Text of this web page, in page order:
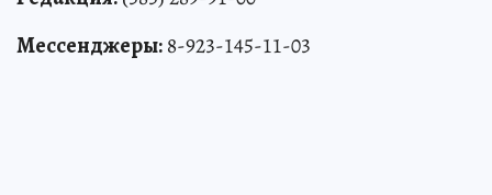
Мессенджеры:8-923-145-11-03